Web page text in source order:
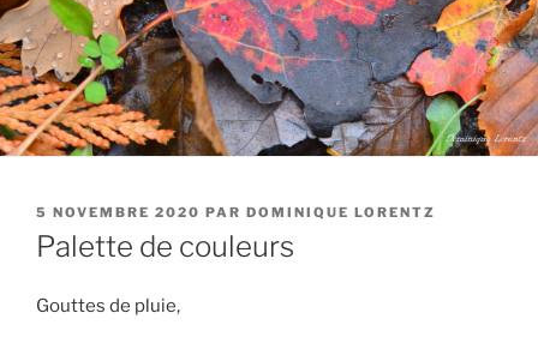
PUBLIÉ
LE
5 NOVEMBRE 2020 PAR DOMINIQUE LORENTZ
Palette de couleurs
Gouttes de pluie,